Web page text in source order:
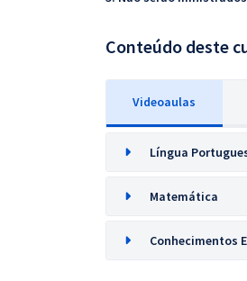
Conteúdo deste
Videoaulas
Língua
Matemática
Conhecimentos